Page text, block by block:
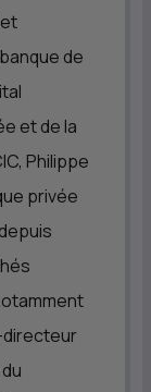
de
et de la
, Philippe
privée